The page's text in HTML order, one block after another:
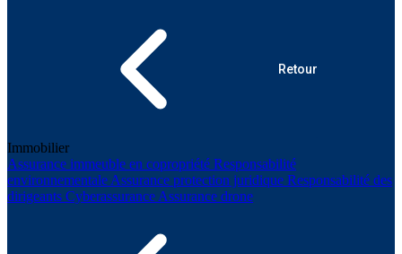
Retour
Immobilier
Assurance immeuble en copropriété Responsabilité
environnementale Assurance protection juridique Responsabilité des
dirigeants Cyberassurance Assurance drone